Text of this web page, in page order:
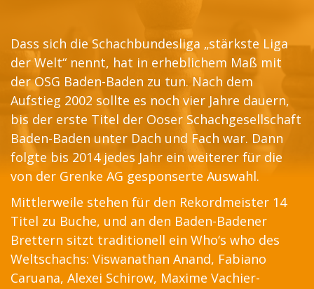
Dass sich die Schachbundesliga „stärkste Liga
der Welt“ nennt, hat in erheblichem Maß mit
der OSG Baden-Baden zu tun. Nach dem
Aufstieg 2002 sollte es noch vier Jahre dauern,
bis der erste Titel der Ooser Schachgesellschaft
Baden-Baden unter Dach und Fach war. Dann
folgte bis 2014 jedes Jahr ein weiterer für die
von der Grenke AG gesponserte Auswahl.
Mittlerweile stehen für den Rekordmeister 14
Titel zu Buche, und an den Baden-Badener
Brettern sitzt traditionell ein Who‘s who des
Weltschachs: Viswanathan Anand, Fabiano
Caruana, Alexei Schirow, Maxime Vachier-